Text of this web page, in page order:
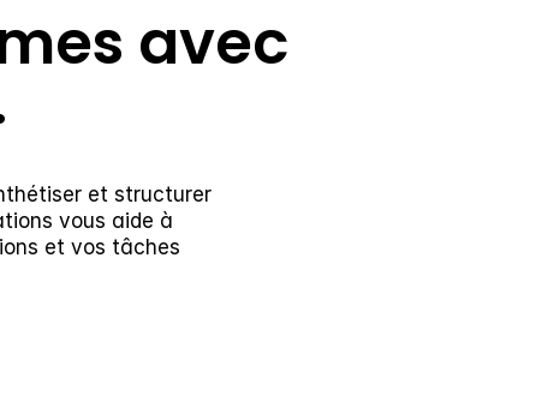
avec
et structurer
vous aide à
et vos tâches